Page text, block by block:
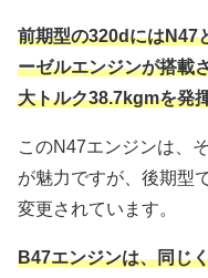
前期型の320dにはN47
ーゼルエンジンが搭載
大トルク38.7kgmを発
このN47エンジンは、
が魅力ですが、後期型
変更されています。
B47エンジンは、同じ